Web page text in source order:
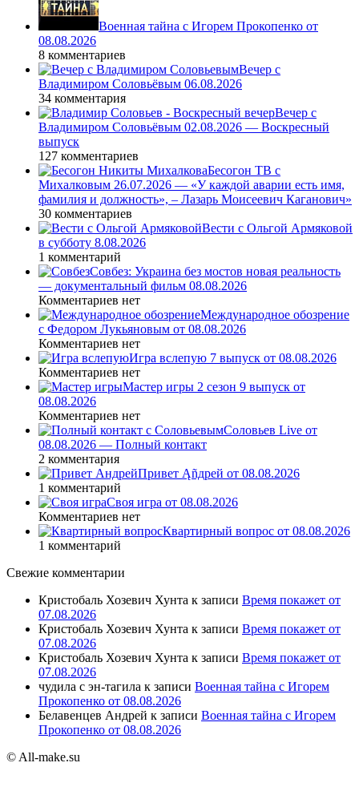
Военная тайна с Игорем Прокопенко от
08.08.2026
8 комментариев
Вечер с
Владимиром Соловьёвым 06.08.2026
34 комментария
Вечер с
Владимиром Соловьёвым 02.08.2026 — Воскресный
выпуск
127 комментариев
Бесогон ТВ с
Михалковым 26.07.2026 — «У каждой аварии есть имя,
фамилия и должность», – Лазарь Моисеевич Каганович»
30 комментариев
Вести с Ольгой Армяковой
в субботу 8.08.2026
1 комментарий
Совбез: Украина без мостов новая реальность
— документальный фильм 08.08.2026
Комментариев нет
Международное обозрение
с Федором Лукьяновым от 08.08.2026
Комментариев нет
Игра вслепую 7 выпуск от 08.08.2026
Комментариев нет
Мастер игры 2 сезон 9 выпуск от
08.08.2026
Комментариев нет
Соловьев Live от
08.08.2026 — Полный контакт
2 комментария
Привет Ąñдpей от 08.08.2026
1 комментарий
Своя игра от 08.08.2026
Комментариев нет
Квартирный вопрос от 08.08.2026
1 комментарий
Свежие комментарии
Кристобаль Хозевич Хунта к записи Время покажет от
07.08.2026
Кристобаль Хозевич Хунта к записи Время покажет от
07.08.2026
Кристобаль Хозевич Хунта к записи Время покажет от
07.08.2026
чудила с эн-тагила к записи Военная тайна с Игорем
Прокопенко от 08.08.2026
Белавенцев Андрей к записи Военная тайна с Игорем
Прокопенко от 08.08.2026
© All-make.su